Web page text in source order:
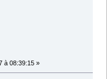
à 08:39:15 »